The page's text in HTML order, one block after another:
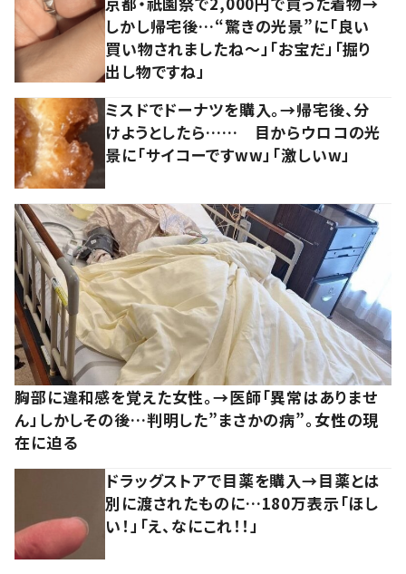
しかし帰宅後…“驚きの光景”に「良い
買い物されましたね～」「お宝だ」「掘り
出し物ですね」
ミスドでドーナツを購入。→帰宅後、分
けようとしたら…… 目からウロコの光
景に「サイコーですww」「激しいw」
胸部に違和感を覚えた女性。→医師「異常はありませ
ん」しかしその後…判明した”まさかの病”。女性の現
在に迫る
ドラッグストアで目薬を購入→目薬とは
別に渡されたものに…180万表示「ほし
い！」「え、なにこれ！！」